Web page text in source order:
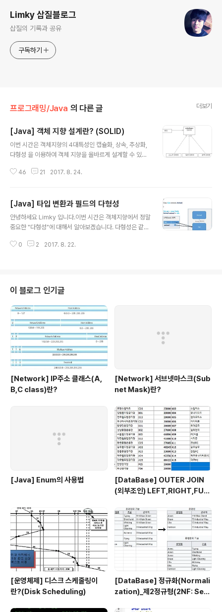
Limky 삽질블로그
삽질의 기록과 공유
구독하기
프로그래밍/Java 의 다른 글 더보기
[Java] 객체 지향 설계란? (SOLID)
이번 시간은 객체지향의 4대특성인 캡슐화, 상속, 추상화,
다형성 을 이용하여 객체 지향을 올바르게 설계할 수 있도
봤고, 객체 지향으로 향 후 프로그래밍을 하려면 반드시 알
캡슐화, 상속, 추상화, 다형성을 잘 한다고 해서 설계를 잘
하는 것은 아니다. 물론 4대 특성의 묘미를 잘 살릴 수록 설
계가 좋다. 하지만 설계 원칙이라는 게 엄연히 존재하고, 또
LID" 라고까지 했을까? SOLID 원칙들은 결국 자기 자신
46 21 2017. 8. 24.
[Java] 타입 변환과 필드의 다형성
안녕하세요 Limky 입니다.이번 시간은 객체지향에서 정말
중요한 "다형성"에 대해서 알아보겠습니다. 다형성은 같은
입에 다양한 객체를 이용하여 다양한 결과를 만들 수 있습
받은 자식클래스들의 타입을 부모 클래스 타입인 변수가
대입 받을 수 있습니다. 부모클래스 타입 변수 = new 자식
클래스(); 이 과정에서 자바는 자동적으로 부모클래스 타입
의 변수가 자식클래스 타입의 인스턴스를 대입 받을 수 있
도록 명시적으로 타입변환을 선언하지 않아도 내부적으로
타입변환을 시켜줍니다. 예를 들어 A..
0 2 2017. 8. 22.
이 블로그 인기글
[Network] IP주소 클래스(A,
B,C class)란?
[Network] 서브넷마스크(Sub
net Mask)란?
[Java] Enum의 사용법
[DataBase] OUTER JOIN
(외부조인) LEFT,RIGHT,FUL
[운영체제] 디스크 스케줄링이
란?(Disk Scheduling)
[DataBase] 정규화(Normali
zation)_제2정규형(2NF: Sec